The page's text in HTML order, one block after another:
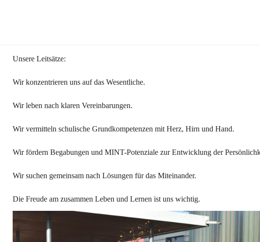
Unsere Leitsätze:
Wir konzentrieren uns auf das Wesentliche.
Wir leben nach klaren Vereinbarungen.
Wir vermitteln schulische Grundkompetenzen mit Herz, Hirn und Hand.
Wir fördern Begabungen und MINT-Potenziale zur Entwicklung der
Wir suchen gemeinsam nach Lösungen für das Miteinander.
Die Freude am zusammen Leben und Lernen ist uns wichtig.